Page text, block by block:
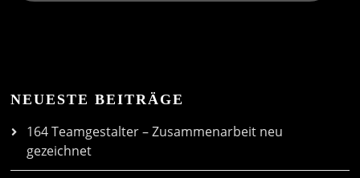
NEUESTE BEITRÄGE
164 Teamgestalter – Zusammenarbeit neu
gezeichnet